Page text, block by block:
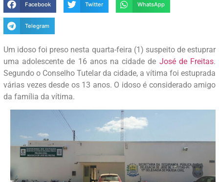
Facebook Twitter WhatsApp
Telegram
Um idoso foi preso nesta quarta-feira (1) suspeito de estuprar
uma adolescente de 16 anos na cidade de José de Freitas.
Segundo o Conselho Tutelar da cidade, a vítima foi estuprada
várias vezes desde os 13 anos. O idoso é considerado amigo
da família da vítima.